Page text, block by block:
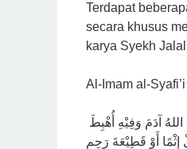
Terdapat
secara khusus
karya Syekh
Al-Imam al-
إِثْمًا أَوْ قَطِيْعَةَ رَحِمٍ